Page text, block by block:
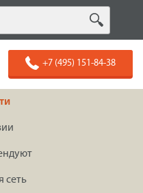
+7 (495) 151-84-38
сеть